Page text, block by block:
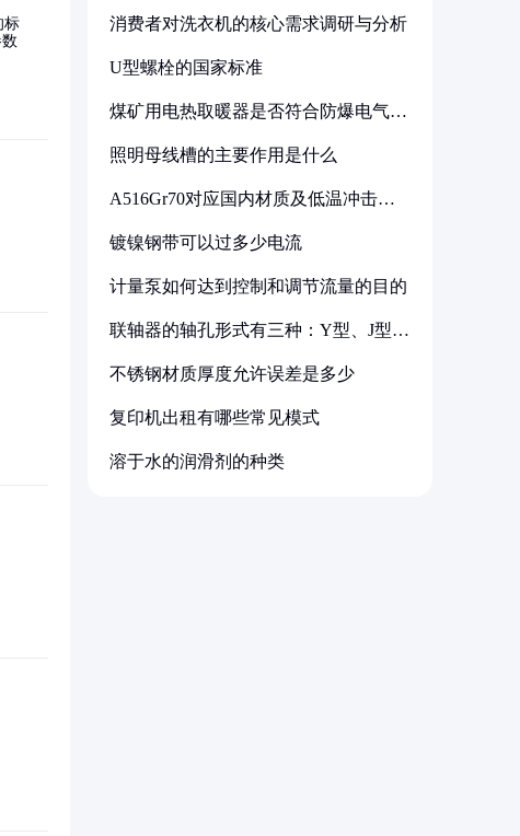
消费者对洗衣机的核心需求调研与分析
U型螺栓的国家标准
煤矿用电热取暖器是否符合防爆电气设
照明母线槽的主要作用是什么
A516Gr70对应国内材质及低温冲击要
镀镍钢带可以过多少电流
计量泵如何达到控制和调节流量的目的
联轴器的轴孔形式有三种：Y型、J型、
不锈钢材质厚度允许误差是多少
复印机出租有哪些常见模式
溶于水的润滑剂的种类